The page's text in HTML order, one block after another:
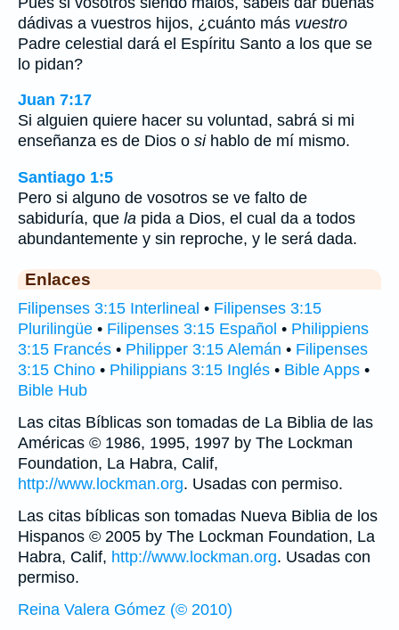
dádivas a vuestros hijos, ¿cuánto más vuestro
Padre celestial dará el Espíritu Santo a los que se
lo pidan?
Juan 7:17
Si alguien quiere hacer su voluntad, sabrá si mi
enseñanza es de Dios o sihablo de mí mismo.
Santiago 1:5
Pero si alguno de vosotros se ve falto de
sabiduría, que la pida a Dios, el cual da a todos
abundantemente y sin reproche, y le será dada.
Enlaces
Filipenses 3:15 Interlineal • Filipenses 3:15
Plurilingüe • Filipenses 3:15 Español • Philippiens
3:15 Francés • Philipper 3:15 Alemán • Filipenses
3:15 Chino • Philippians 3:15 Inglés • Bible Apps •
Bible Hub
Las citas Bíblicas son tomadas de La Biblia de las
Américas © 1986, 1995, 1997 by The Lockman
Foundation, La Habra, Calif,
http://www.lockman.org. Usadas con permiso.
Las citas bíblicas son tomadas Nueva Biblia de los
Hispanos © 2005 by The Lockman Foundation, La
Habra, Calif, http://www.lockman.org. Usadas con
permiso.
Reina Valera Gómez (© 2010)